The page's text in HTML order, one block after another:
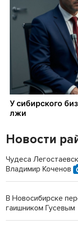
Новости
Чудеса
Владимир Коченов
В Новосибирске
гаишником Гусевым